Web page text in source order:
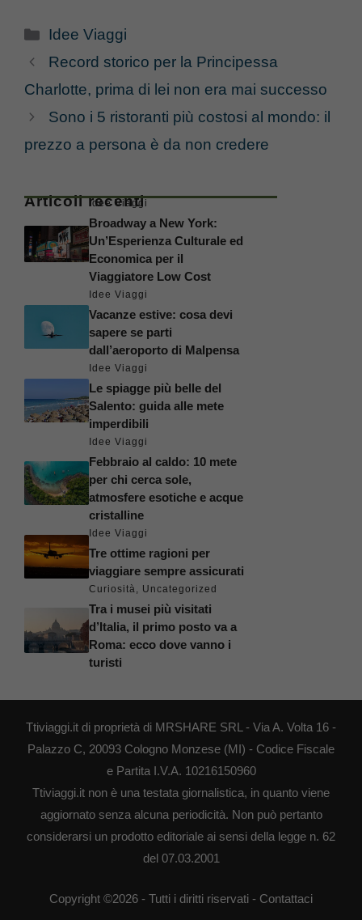
Categorie
Idee Viaggi
Record storico per la Principessa
Charlotte, prima di lei non era mai successo
Sono i 5 ristoranti più costosi al mondo: il
prezzo a persona è da non credere
Articoli recenti
Idee Viaggi
Broadway a New York:
Un’Esperienza Culturale ed
Economica per il
Viaggiatore Low Cost
Idee Viaggi
Vacanze estive: cosa devi
sapere se parti
dall’aeroporto di Malpensa
Idee Viaggi
Le spiagge più belle del
Salento: guida alle mete
imperdibili
Idee Viaggi
Febbraio al caldo: 10 mete
per chi cerca sole,
atmosfere esotiche e acque
cristalline
Idee Viaggi
Tre ottime ragioni per
viaggiare sempre assicurati
Curiosità, Uncategorized
Tra i musei più visitati
d’Italia, il primo posto va a
Roma: ecco dove vanno i
turisti
Ttiviaggi.it di proprietà di MRSHARE SRL - Via A. Volta 16 -
Palazzo C, 20093 Cologno Monzese (MI) - Codice Fiscale
e Partita I.V.A. 10216150960
Ttiviaggi.it non è una testata giornalistica, in quanto viene
aggiornato senza alcuna periodicità. Non può pertanto
considerarsi un prodotto editoriale ai sensi della legge n. 62
del 07.03.2001
Copyright ©2026 - Tutti i diritti riservati - Contattaci